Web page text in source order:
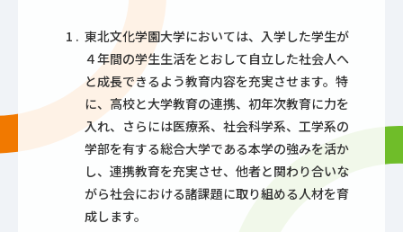
東北文化学園大学においては、入学した学生が
４年間の学生生活をとおして自立した社会人へ
と成長できるよう教育内容を充実させます。特
に、高校と大学教育の連携、初年次教育に力を
入れ、さらには医療系、社会科学系、工学系の
学部を有する総合大学である本学の強みを活か
し、連携教育を充実させ、他者と関わり合いな
がら社会における諸課題に取り組める人材を育
成します。